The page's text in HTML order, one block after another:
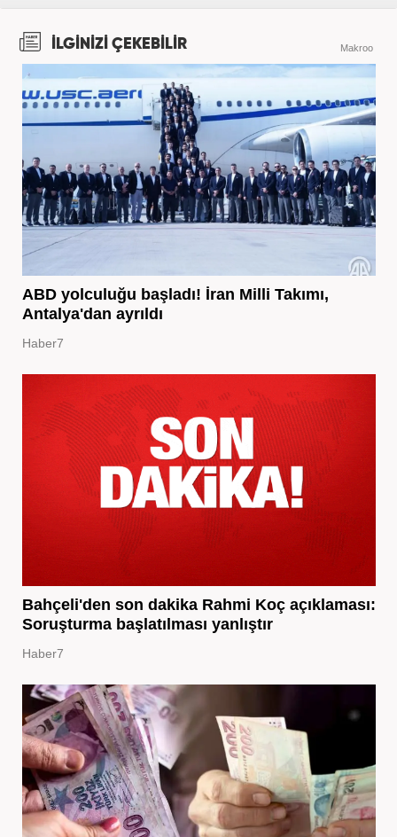
İLGİNİZİ ÇEKEBİLİR Makroo
ABD yolculuğu başladı! İran Milli Takımı,
Antalya'dan ayrıldı
Haber7
Bahçeli'den son dakika Rahmi Koç açıklaması:
Soruşturma başlatılması yanlıştır
Haber7